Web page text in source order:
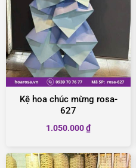
Kệ hoa chúc mừng rosa-
627
1.050.000₫